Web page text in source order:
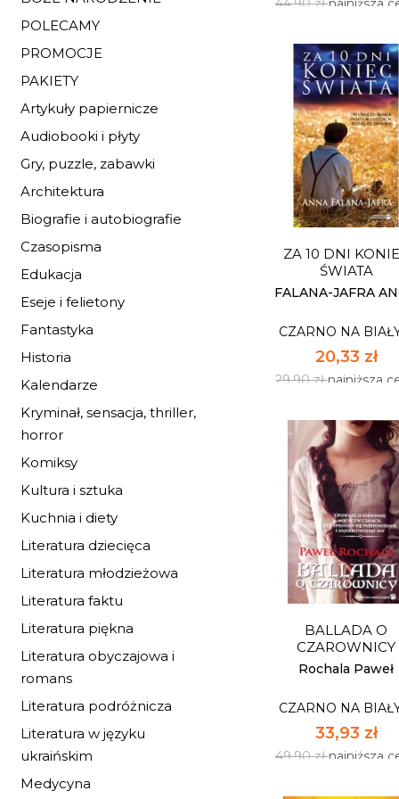
POLECAMY
PROMOCJE
PAKIETY
Artykuły papiernicze
Audiobooki i płyty
Gry, puzzle, zabawki
Architektura
Biografie i autobiografie
Czasopisma
Edukacja
Eseje i felietony
Fantastyka
Historia
Kalendarze
Kryminał, sensacja, thriller,
horror
Komiksy
Kultura i sztuka
Kuchnia i diety
Literatura dziecięca
Literatura młodzieżowa
Literatura faktu
Literatura piękna
Literatura obyczajowa i
romans
Literatura podróżnicza
Literatura w języku
ukraińskim
Medycyna
44,90 złnajniższa
BOGUMIŁ
CZARNO NA
30,53 zł
44,90 złnajniższa
Dostępnych: 75
Ilość:
DO
ZA 10 DNI
ŚWIATA
FALANA-JAFRA
CZARNO NA
20,33 zł
29,90 złnajniższa
ZA 10 DNI
ŚWIATA
CZARNO NA
20,33 zł
29,90 zł najniższa
Dostępnych: 77
Ilość:
DO
BALLADA O
CZAROWNICY
Rochala Paweł
CZARNO NA
33,93 zł
49,90 złnajniższa